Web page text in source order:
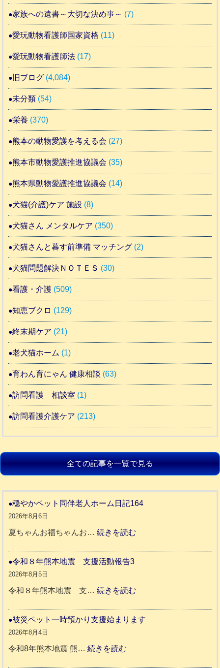
家族への遺書～大切な決め事～ (7)
愛玩動物看護師国家資格 (11)
愛玩動物看護師法 (17)
旧ブログ (4,084)
未分類 (54)
栄養 (370)
熊本の動物愛護を考える会 (27)
熊本市動物愛護推進協議会 (35)
熊本県動物愛護推進協議会 (14)
犬猫(介護)ケア 施設 (8)
犬猫さん メンタルケア (350)
犬猫さんと暮す前準備 マッチング (2)
犬猫問題解決ＮＯＴＥＳ (30)
看護・介護 (509)
知恵ブクロ (129)
終末期ケア (21)
老犬猫ホーム (1)
育わん育にゃん 健康相談 (63)
訪問看護 相談室 (1)
訪問看護介護ケア (213)
全ての記事を一覧で見る
穏やかペット同伴老人ホーム日記164
2026年8月6日
夏ちゃんお福ちゃんお…続きを読む
ト
令和８年熊本地震 支援活動報告3
2026年8月5日
令和８年熊本地震 支…続きを読む
和
被災ペット一時預かり支援始まります
2026年8月4日
令和8年熊本地震 熊…続きを読む